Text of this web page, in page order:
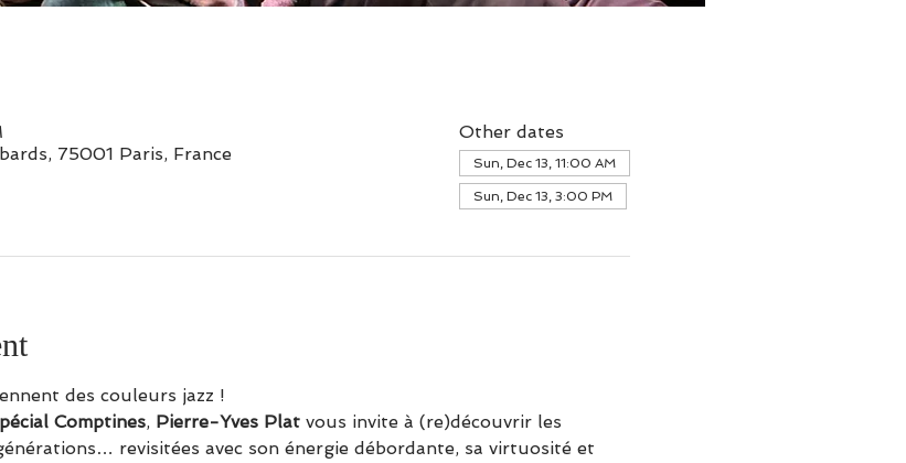
75001 Paris, France
Other dates
Sun, Dec 13, 11:00 AM
Sun, Dec 13, 3:00 PM
des couleurs jazz !
Comptines, Pierre-Yves Plat vous invite à (re)découvrir les
revisitées avec son énergie débordante, sa virtuosité et